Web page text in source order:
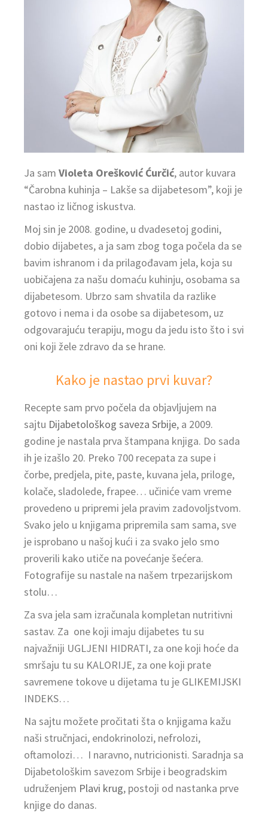
Ja sam Violeta Orešković Ćurčić, autor kuvara
“Čarobna kuhinja – Lakše sa dijabetesom”, koji je
nastao iz ličnog iskustva.
Moj sin je 2008. godine, u dvadesetoj godini,
dobio dijabetes, a ja sam zbog toga počela da se
bavim ishranom i da prilagođavam jela, koja su
uobičajena za našu domaću kuhinju, osobama sa
dijabetesom. Ubrzo sam shvatila da razlike
gotovo i nema i da osobe sa dijabetesom, uz
odgovarajuću terapiju, mogu da jedu isto što i svi
oni koji žele zdravo da se hrane.
Kako je nastao prvi kuvar?
Recepte sam prvo počela da objavljujem na
sajtu Dijabetološkog saveza Srbije, a 2009.
godine je nastala prva štampana knjiga. Do sada
ih je izašlo 20. Preko 700 recepata za supe i
čorbe, predjela, pite, paste, kuvana jela, priloge,
kolače, sladolede, frapee… učiniće vam vreme
provedeno u pripremi jela pravim zadovoljstvom.
Svako jelo u knjigama pripremila sam sama, sve
je isprobano u našoj kući i za svako jelo smo
proverili kako utiče na povećanje šećera.
Fotografije su nastale na našem trpezarijskom
stolu…
Za sva jela sam izračunala kompletan nutritivni
sastav. Za one koji imaju dijabetes tu su
najvažniji UGLJENI HIDRATI, za one koji hoće da
smršaju tu su KALORIJE, za one koji prate
savremene tokove u dijetama tu je GLIKEMIJSKI
INDEKS…
Na sajtu možete pročitati šta o knjigama kažu
naši stručnjaci, endokrinolozi, nefrolozi,
oftamolozi… I naravno, nutricionisti. Saradnja sa
Dijabetološkim savezom Srbije i beogradskim
udruženjem Plavi krug, postoji od nastanka prve
knjige do danas.